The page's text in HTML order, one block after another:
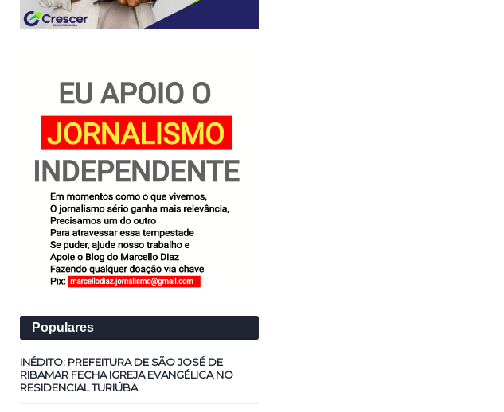
Populares
INÉDITO: PREFEITURA DE SÃO JOSÉ DE
RIBAMAR FECHA IGREJA EVANGÉLICA NO
RESIDENCIAL TURIÚBA